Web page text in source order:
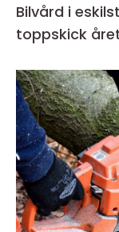
Bilvård i eskilstuna så håller
toppskick